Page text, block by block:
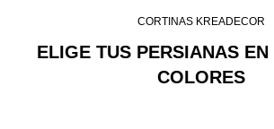
CORTINAS KREADECOR
ELIGE TUS PERSIANAS
COLORES